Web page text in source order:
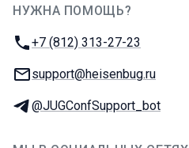
НУЖНА ПОМОЩЬ?
Телефон:
+7 (812) 313-27-23
E-mail:
support@heisenbug.ru
Телеграм:
@JUGConfSupport_bot